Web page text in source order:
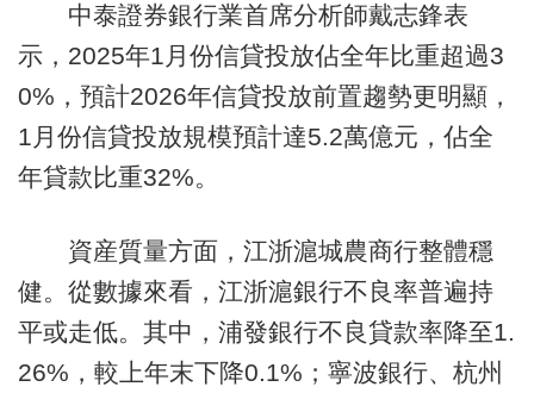
中泰證券銀行業首席分析師戴志鋒表
示，2025年1月份信貸投放佔全年比重超過3
0%，預計2026年信貸投放前置趨勢更明顯，
1月份信貸投放規模預計達5.2萬億元，佔全
年貸款比重32%。
資産質量方面，江浙滬城農商行整體穩
健。從數據來看，江浙滬銀行不良率普遍持
平或走低。其中，浦發銀行不良貸款率降至1.
26%，較上年末下降0.1%；寧波銀行、杭州